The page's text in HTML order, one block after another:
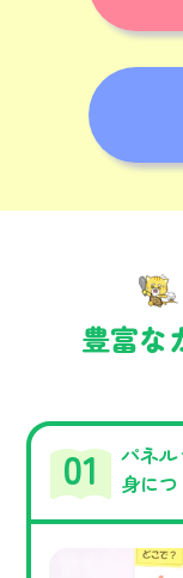
豊富な
パネ
身につ